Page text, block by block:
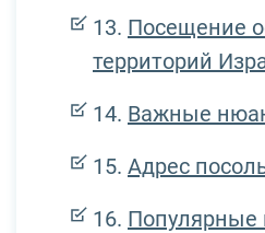
Посещение
территорий
Важные
Адрес
Популярные